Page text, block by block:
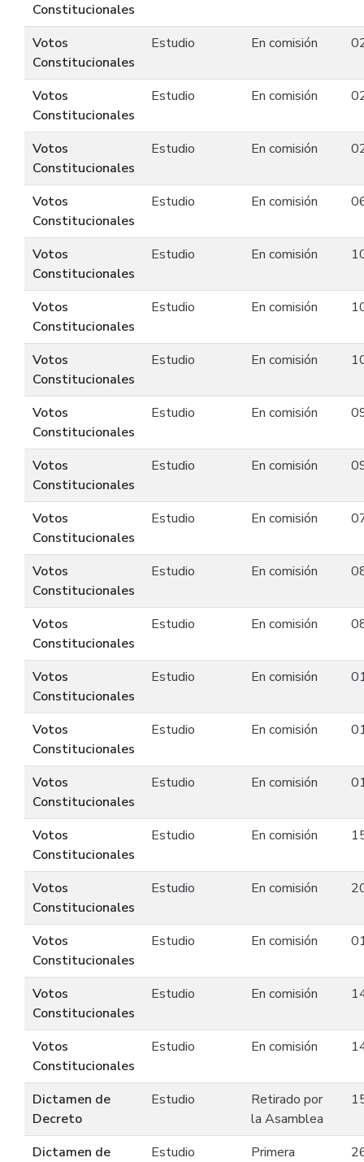
Constitucionales
Votos
Constitucionales
Estudio En comisión
Votos
Constitucionales
Estudio En comisión
Votos
Constitucionales
Estudio En comisión
Votos
Constitucionales
Estudio En comisión
Votos
Constitucionales
Estudio En comisión
Votos
Constitucionales
Estudio En comisión
Votos
Constitucionales
Estudio En comisión
Votos
Constitucionales
Estudio En comisión
Votos
Constitucionales
Estudio En comisión
Votos
Constitucionales
Estudio En comisión
Votos
Constitucionales
Estudio En comisión
Votos
Constitucionales
Estudio En comisión
Votos
Constitucionales
Estudio En comisión
Votos
Constitucionales
Estudio En comisión
Votos
Constitucionales
Estudio En comisión
Votos
Constitucionales
Estudio En comisión
Votos
Constitucionales
Estudio En comisión
Votos
Constitucionales
Estudio En comisión
Votos
Constitucionales
Estudio En comisión
Votos
Constitucionales
Estudio En comisión
Dictamen de
Decreto
Estudio
Retirado por
la Asamblea
Dictamen de
Estudio
Primera